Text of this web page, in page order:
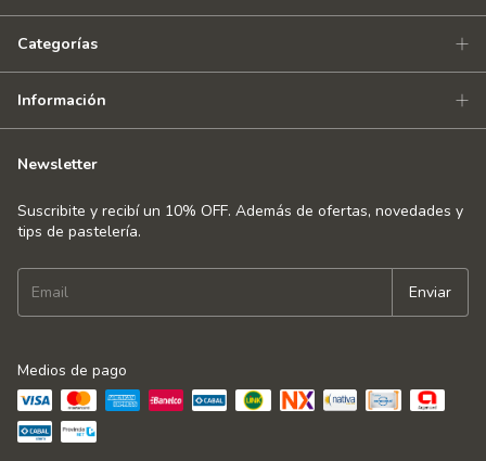
Categorías
Información
Newsletter
Suscribite y recibí un 10% OFF. Además de ofertas, novedades y
tips de pastelería.
Medios de pago